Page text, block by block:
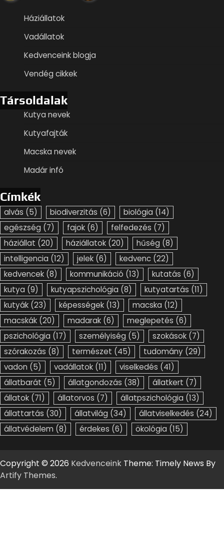
Háziállatok
Vadállatok
Kedvenceink blogja
Vendég cikkek
Társoldalak
Kutya nevek
Kutyafajták
Macska nevek
Madár infó
Címkék
alvás (5) biodiverzitás (6) biológia (14)
egészség (7) fajok (6) felfedezés (7)
háziállat (20) háziállatok (20) hűség (8)
intelligencia (12) jelek (6) kedvenc (22)
kedvencek (8) kommunikáció (13) kutatás (6)
kutya (9) kutyapszichológia (8) kutyatartás (11)
kutyák (23) képességek (13) macska (12)
macskák (20) madarak (6) meglepetés (6)
pszichológia (17) személyiség (5) szokások (7)
szórakozás (8) természet (45) tudomány (29)
vadon (5) vadállatok (11) viselkedés (41)
állatbarát (5) állatgondozás (38) állatkert (7)
állatok (71) állatorvos (7) állatpszichológia (13)
állattartás (30) állatvilág (34) állatviselkedés (24)
állatvédelem (8) érdekes (6) ökológia (15)
Copyright © 2026 Kedvenceink Theme: Timely News By
Artify Themes.